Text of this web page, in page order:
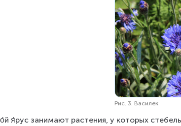
Рис. 3.
я́рус занимают растения, у которых